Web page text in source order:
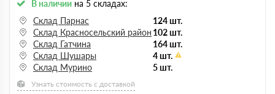
В наличии на 5 складах:
Склад Парнас
124 шт.
Склад Красносельский район 102 шт.
Склад Гатчина
164 шт.
Склад Шушары
4 шт.
Склад Мурино
5 шт.
Узнать стоимость с доставкой